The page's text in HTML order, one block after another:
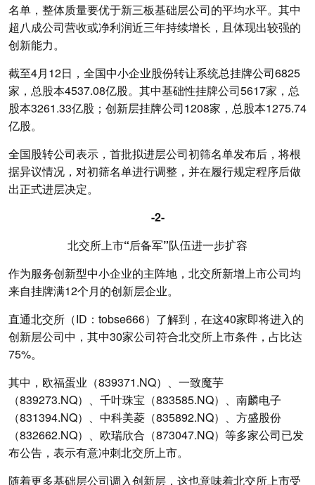
名单，整体质量要优于新三板基础层公司的平均水平。其中
超八成公司营收或净利润近三年持续增长，且体现出较强的
创新能力。
截至4月12日，全国中小企业股份转让系统总挂牌公司6825
家，总股本4537.08亿股。其中基础性挂牌公司5617家，总
股本3261.33亿股；创新层挂牌公司1208家，总股本1275.74
亿股。
全国股转公司表示，首批拟进层公司初筛名单发布后，将根
据异议情况，对初筛名单进行调整，并在履行规定程序后做
出正式进层决定。
-2-
北交所上市“后备军”队伍进一步扩容
作为服务创新型中小企业的主阵地，北交所新增上市公司均
来自挂牌满12个月的创新层企业。
直通北交所（ID：tobse666）了解到，在这40家即将进入的
创新层公司中，其中30家公司符合北交所上市条件，占比达
75%。
其中，欧福蛋业（839371.NQ）、一致魔芋
（839273.NQ）、千叶珠宝（833585.NQ）、南麟电子
（831394.NQ）、中科美菱（835892.NQ）、方盛股份
（832662.NQ）、欧瑞欣合（873047.NQ）等多家公司已发
布公告，表示有意冲刺北交所上市。
随着更多基础层公司调入创新层，这也意味着北交所上市受